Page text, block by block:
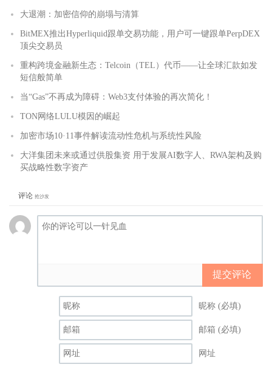
大退潮：加密信仰的崩塌与清算
BitMEX推出Hyperliquid跟单交易功能，用户可一键跟单PerpDEX
顶尖交易员
重构跨境金融新生态：Telcoin（TEL）代币——让全球汇款如发
短信般简单
当“Gas”不再成为障碍：Web3支付体验的再次简化！
TON网络LULU模因的崛起
加密市场10·11事件解读流动性危机与系统性风险
大洋集团未来或通过供股集资 用于发展AI数字人、RWA架构及购
买战略性数字资产
评论 抢沙发
提交评论
昵称 (必填)
邮箱 (必填)
网址